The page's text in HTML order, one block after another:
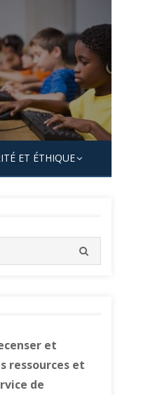
ET ÉTHIQUE
et
ressources et
de